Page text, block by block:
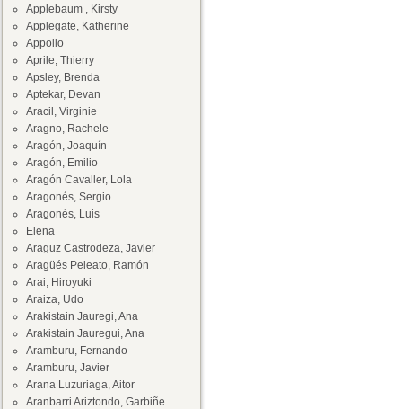
Applebaum , Kirsty
Applegate, Katherine
Appollo
Aprile, Thierry
Apsley, Brenda
Aptekar, Devan
Aracil, Virginie
Aragno, Rachele
Aragón, Joaquín
Aragón, Emilio
Aragón Cavaller, Lola
Aragonés, Sergio
Aragonés, Luis
Elena
Araguz Castrodeza, Javier
Aragüés Peleato, Ramón
Arai, Hiroyuki
Araiza, Udo
Arakistain Jauregi, Ana
Arakistain Jauregui, Ana
Aramburu, Fernando
Aramburu, Javier
Arana Luzuriaga, Aitor
Aranbarri Ariztondo, Garbiñe